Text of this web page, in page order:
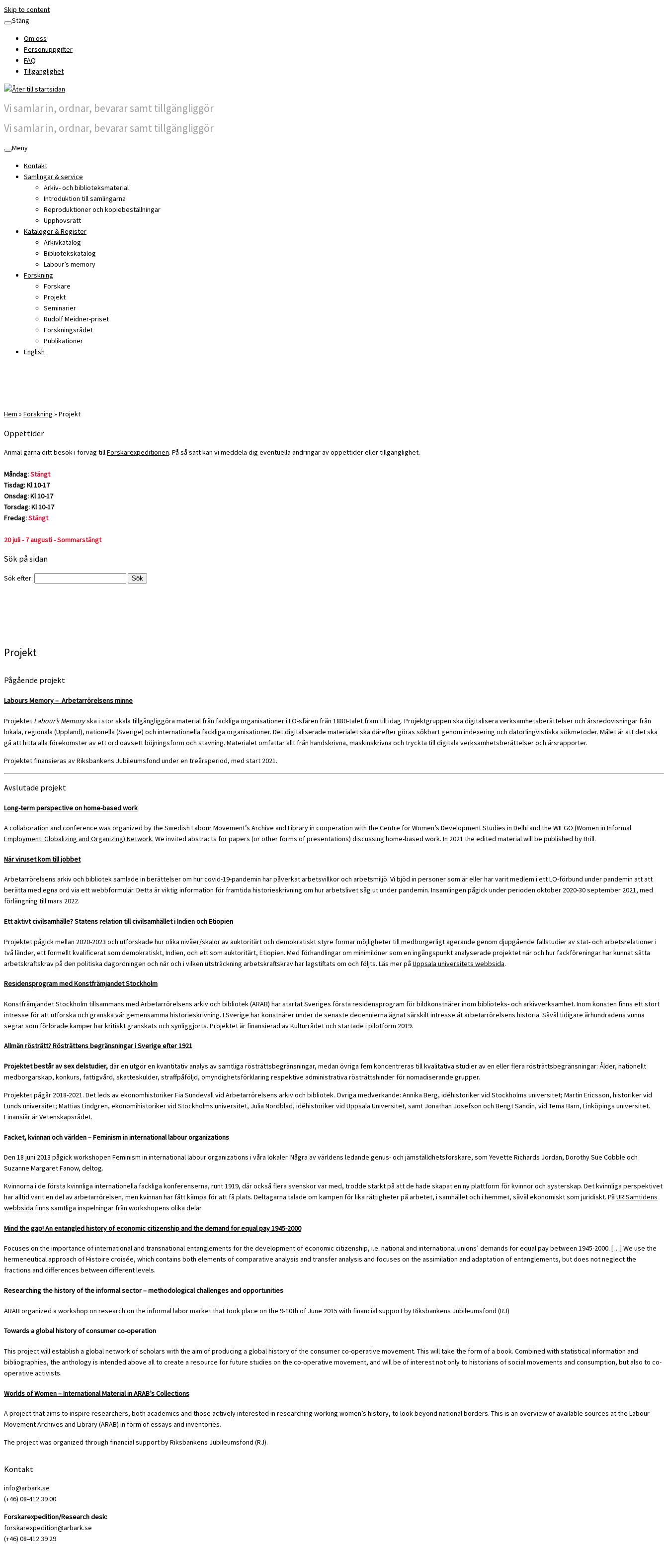
Skip to content
Stäng
Om oss
Personuppgifter
FAQ
Tillgänglighet
Vi samlar in, ordnar, bevarar samt tillgängliggör
Vi samlar in, ordnar, bevarar samt tillgängliggör
Meny
Kontakt
Samlingar & service
Arkiv- och biblioteksmaterial
Introduktion till samlingarna
Reproduktioner och kopiebeställningar
Upphovsrätt
Kataloger & Register
Arkivkatalog
Bibliotekskatalog
Labour’s memory
Forskning
Forskare
Projekt
Seminarier
Rudolf Meidner-priset
Forskningsrådet
Publikationer
English
Hem » Forskning » Projekt
Öppettider
Anmäl gärna ditt besök i förväg tillForskarexpeditionen. På så sätt kan vi meddela dig eventuella ändringar av öppettider eller tillgänglighet.
Måndag:Stängt
Tisdag: Kl 10-17
Onsdag: Kl 10-17
Torsdag: Kl 10-17
Fredag:Stängt
20 juli - 7 augusti - Sommarstängt
Sök på sidan
Sök efter:
Projekt
Pågående projekt
Labours Memory – Arbetarrörelsens minne
Projektet Labour’s Memoryska i stor skala tillgängliggöra material från fackliga organisationer i LO-sfären från 1880-talet fram till idag. Projektgruppen ska digitalisera verksamhetsberättelser och årsredovisningar från
lokala, regionala (Uppland), nationella (Sverige) och internationella fackliga organisationer. Det digitaliserade materialet ska därefter göras sökbart genom indexering och datorlingvistiska sökmetoder. Målet är att det ska
gå att hitta alla förekomster av ett ord oavsett böjningsform och stavning. Materialet omfattar allt från handskrivna, maskinskrivna och tryckta till digitala verksamhetsberättelser och årsrapporter.
Projektet finansieras av Riksbankens Jubileumsfond under en treårsperiod, med start 2021.
Avslutade projekt
Long-term perspective on home-based work
A collaboration and conference was organized by the Swedish Labour Movement’s Archive and Library in cooperation with the Centre for Women’s Development Studies in Delhi and the WIEGO (Women in Informal
Employment: Globalizing and Organizing) Network. We invited abstracts for papers (or other forms of presentations) discussing home-based work. In 2021 the edited material will be published by Brill.
När viruset kom till jobbet
Arbetarrörelsens arkiv och bibliotek samlade in berättelser om hur covid-19-pandemin har påverkat arbetsvillkor och arbetsmiljö. Vi bjöd in personer som är eller har varit medlem i ett LO-förbund under pandemin att att
berätta med egna ord via ett webbformulär. Detta är viktig information för framtida historieskrivning om hur arbetslivet såg ut under pandemin. Insamlingen pågick under perioden oktober 2020-30 september 2021, med
förlängning till mars 2022.
Ett aktivt civilsamhälle? Statens relation till civilsamhället i Indien och Etiopien
Projektet pågick mellan 2020-2023 och utforskade hur olika nivåer/skalor av auktoritärt och demokratiskt styre formar möjligheter till medborgerligt agerande genom djupgående fallstudier av stat- och arbetsrelationer i
två länder, ett formellt kvalificerat som demokratiskt, Indien, och ett som auktoritärt, Etiopien. Med förhandlingar om minimilöner som en ingångspunkt analyserade projektet när och hur fackföreningar har kunnat sätta
arbetskraftskrav på den politiska dagordningen och när och i vilken utsträckning arbetskraftskrav har lagstiftats om och följts. Läs mer på Uppsala universitets webbsida.
Residensprogram med Konstfrämjandet Stockholm
Konstfrämjandet Stockholm tillsammans med Arbetarrörelsens arkiv och bibliotek (ARAB) har startat Sveriges första residensprogram för bildkonstnärer inom biblioteks- och arkivverksamhet. Inom konsten finns ett stort
intresse för att utforska och granska vår gemensamma historieskrivning. I Sverige har konstnärer under de senaste decennierna ägnat särskilt intresse åt arbetarrörelsens historia. Såväl tidigare århundradens vunna
segrar som förlorade kamper har kritiskt granskats och synliggjorts. Projektet är finansierad av Kulturrådet och startade i pilotform 2019.
Allmän rösträtt? Rösträttens begränsningar i Sverige efter 1921
Projektet består av sex delstudier,där en utgör en kvantitativ analys av samtliga rösträttsbegränsningar, medan övriga fem koncentreras till kvalitativa studier av en eller flera rösträttsbegränsningar: Ålder, nationellt
medborgarskap, konkurs, fattigvård, skatteskulder, straffpåföljd, omyndighetsförklaring respektive administrativa rösträttshinder för nomadiserande grupper.
Projektet pågår 2018-2021. Det leds av ekonomhistoriker Fia Sundevall vid Arbetarrörelsens arkiv och bibliotek. Övriga medverkande: Annika Berg, idéhistoriker vid Stockholms universitet; Martin Ericsson, historiker vid
Lunds universitet; Mattias Lindgren, ekonomihistoriker vid Stockholms universitet, Julia Nordblad, idéhistoriker vid Uppsala Universitet, samt Jonathan Josefson och Bengt Sandin, vid Tema Barn, Linköpings universitet.
Finansiär är Vetenskapsrådet.
Facket, kvinnan och världen – Feminism in international labour organizations
Den 18 juni 2013 pågick workshopen Feminism in international labour organizations i våra lokaler. Några av världens ledande genus- och jämställdhetsforskare, som Yevette Richards Jordan, Dorothy Sue Cobble och
Suzanne Margaret Fanow, deltog.
Kvinnorna i de första kvinnliga internationella fackliga konferenserna, runt 1919, där också flera svenskor var med, trodde starkt på att de hade skapat en ny plattform för kvinnor och systerskap. Det kvinnliga perspektivet
har alltid varit en del av arbetarrörelsen, men kvinnan har fått kämpa för att få plats. Deltagarna talade om kampen för lika rättigheter på arbetet, i samhället och i hemmet, såväl ekonomiskt som juridiskt. På UR Samtidens
webbsida finns samtliga inspelningar från workshopens olika delar.
Mind the gap! An entangled history of economic citizenship and the demand for equal pay 1945-2000
Focuses on the importance of international and transnational entanglements for the development of economic citizenship, i.e. national and international unions’ demands for equal pay between 1945-2000. […] We use the
hermeneutical approach of Histoire croisée, which contains both elements of comparative analysis and transfer analysis and focuses on the assimilation and adaptation of entanglements, but does not neglect the
fractions and differences between different levels.
Researching the history of the informal sector – methodological challenges and opportunities
ARAB organized a workshop on research on the informal labor market that took place on the 9-10th of June 2015 with financial support by Riksbankens Jubileumsfond (RJ)
Towards a global history of consumer co-operation
This project will establish a global network of scholars with the aim of producing a global history of the consumer co-operative movement. This will take the form of a book. Combined with statistical information and
bibliographies, the anthology is intended above all to create a resource for future studies on the co-operative movement, and will be of interest not only to historians of social movements and consumption, but also to co-
operative activists.
Worlds of Women – International Material in ARAB’s Collections
A project that aims to inspire researchers, both academics and those actively interested in researching working women’s history, to look beyond national borders. This is an overview of available sources at the Labour
Movement Archives and Library (ARAB) in form of essays and inventories.
The project was organized through financial support by Riksbankens Jubileumsfond (RJ).
Kontakt
info@arbark.se
(+46) 08-412 39 00
Forskarexpedition/Research desk:
forskarexpedition@arbark.se
(+46) 08-412 39 29